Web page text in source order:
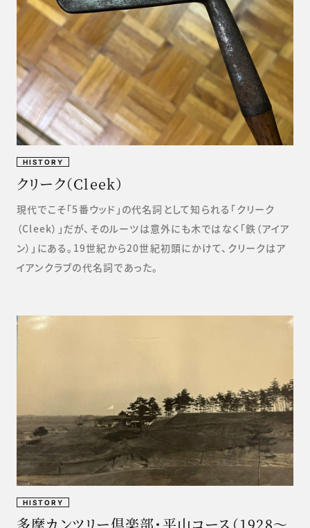
HISTORY
クリーク（Cleek）
現代でこそ「5番ウッド」の代名詞として知られる「クリーク
（Cleek）」だが、そのルーツは意外にも木ではなく「鉄（アイア
ン）」にある。19世紀から20世紀初頭にかけて、クリークはア
イアンクラブの代名詞であった。
HISTORY